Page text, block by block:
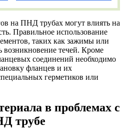
на ПНД трубах могут влиять на
Правильное использование
таких как зажимы или
возникновение течей. Кроме
соединений необходимо
фланцев и их
герметиков или
в проблемах с
трубе